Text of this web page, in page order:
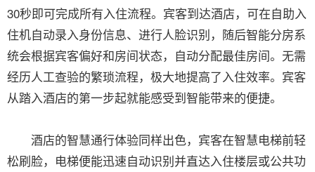
30秒即可完成所有入住流程。宾客到达酒店，可在自助入
住机自动录入身份信息、进行人脸识别，随后智能分房系
统会根据宾客偏好和房间状态，自动分配最佳房间。无需
经历人工查验的繁琐流程，极大地提高了入住效率。宾客
从踏入酒店的第一步起就能感受到智能带来的便捷。
酒店的智慧通行体验同样出色，宾客在智慧电梯前轻
松刷脸，电梯便能迅速自动识别并直达入住楼层或公共功